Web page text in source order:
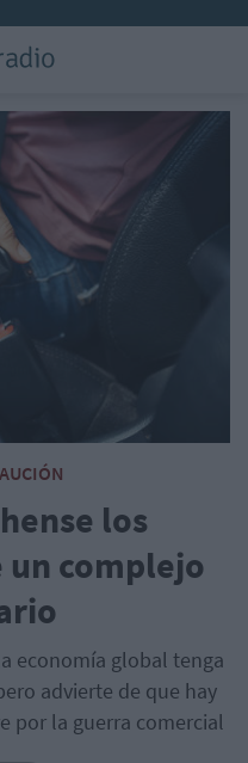
los
complejo
economía global tenga
advierte de que hay
por la guerra comercial